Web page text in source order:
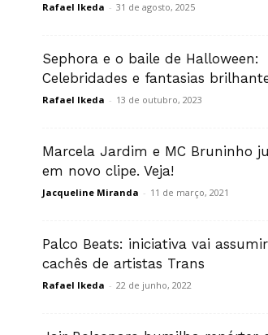
Rafael Ikeda - 31 de agosto, 2025
Sephora e o baile de Halloween:
Celebridades e fantasias
Rafael Ikeda - 13 de outubro, 2023
Marcela Jardim e MC Bruninho
em novo clipe. Veja!
Jacqueline Miranda - 11 de março, 2021
Palco Beats: iniciativa vai
cachês de artistas Trans
Rafael Ikeda - 22 de junho, 2022